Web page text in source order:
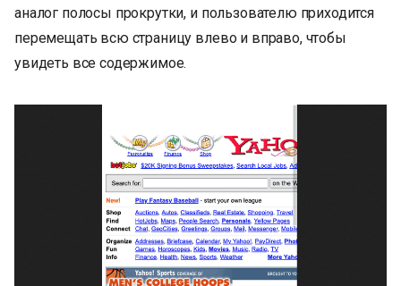
аналог полосы прокрутки, и пользователю приходится
перемещать всю страницу влево и вправо, чтобы
увидеть все содержимое.